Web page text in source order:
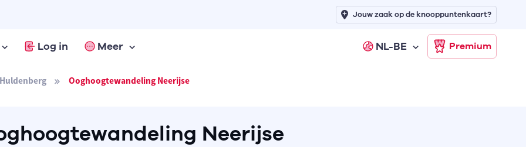
Log in Meer NL-BE Premium
Jouw zaak op de knooppuntenkaart?
Huldenberg Ooghoogtewandeling Neerijse
Neerijse